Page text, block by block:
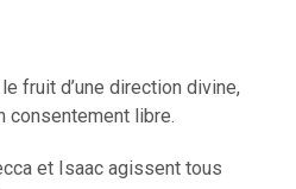
fruit d’une direction divine,
consentement libre.
et Isaac agissent tous